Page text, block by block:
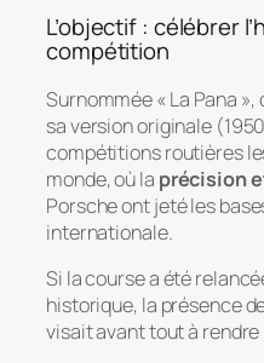
L’objectif : célébrer
compétition
Surnommée « La Pana
sa version originale
compétitions routières
monde, où la précision
Porsche ont jeté les
internationale.
Si la course a été
historique, la présence
visait avant tout à